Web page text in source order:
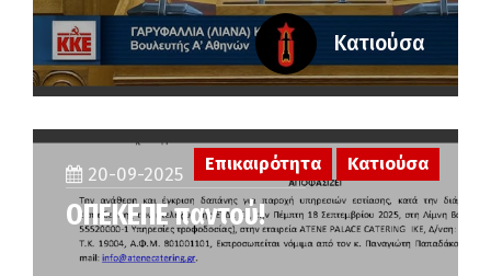
Κατιούσα
20-09-2025
ΟΠΕΚΕΠΕ παντού!
Επικαιρότητα Κατιούσα